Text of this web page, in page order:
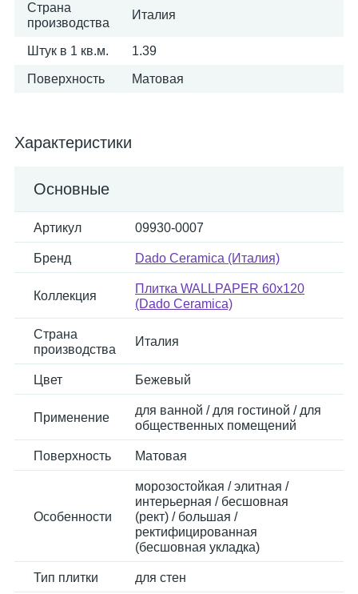
Страна
производства
Италия
Штук в 1 кв.м. 1.39
Поверхность Матовая
Характеристики
Основные
Артикул 09930-0007
Бренд Dado Ceramica (Италия)
Коллекция
Плитка WALLPAPER 60x120
(Dado Ceramica)
Страна
производства
Италия
Цвет Бежевый
Применение
для ванной / для гостиной / для
общественных помещений
Поверхность Матовая
Особенности
морозостойкая / элитная /
интерьерная / бесшовная
(рект) / большая /
ректифицированная
(бесшовная укладка)
Тип плитки для стен